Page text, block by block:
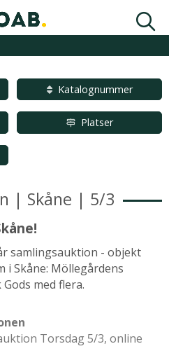
Katalognummer
Platser
| Skåne | 5/3
samlingsauktion - objekt
Skåne: Möllegårdens
med flera.
Torsdag 5/3, online